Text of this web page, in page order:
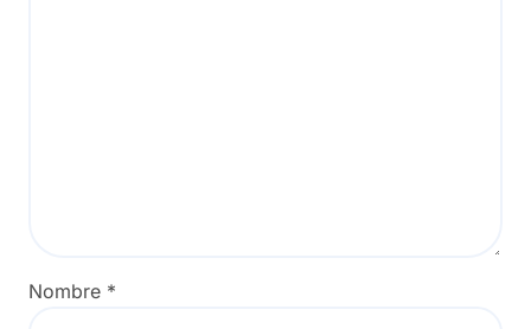
Nombre *